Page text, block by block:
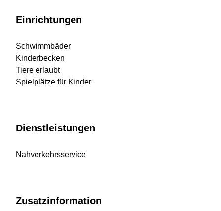
Einrichtungen
Schwimmbäder
Kinderbecken
Tiere erlaubt
Spielplätze für Kinder
Dienstleistungen
Nahverkehrsservice
Zusatzinformation